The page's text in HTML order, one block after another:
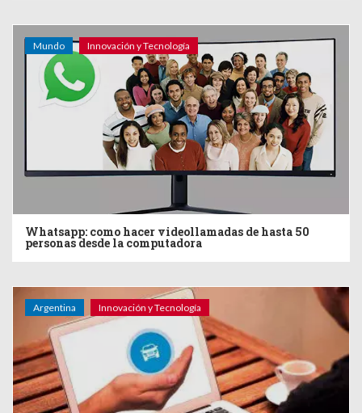
Mundo Innovación y Tecnología
Whatsapp: como hacer videollamadas de hasta 50
personas desde la computadora
Argentina Innovación y Tecnología